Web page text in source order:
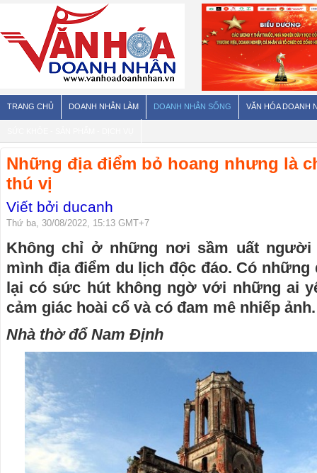
TRANG CHỦ DOANH NHÂN LÀM DOANH NHÂN SỐNG VĂN HÓA DOANH
Những địa điểm bỏ hoang nhưng là
thú vị
Viết bởi ducanh
Thứ ba, 30/08/2022, 15:13 GMT+7
Không chỉ ở những nơi sầm uất
mình địa điểm du lịch độc đáo. Có những
lại có sức hút không ngờ với những ai
cảm giác hoài cổ và có đam mê nhiếp ảnh.
Nhà thờ đổ Nam Định